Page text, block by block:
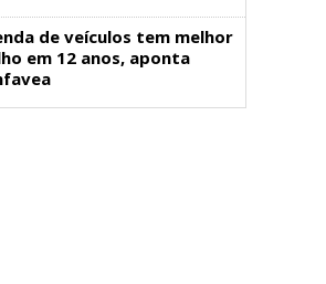
de veículos tem melhor
em 12 anos, aponta